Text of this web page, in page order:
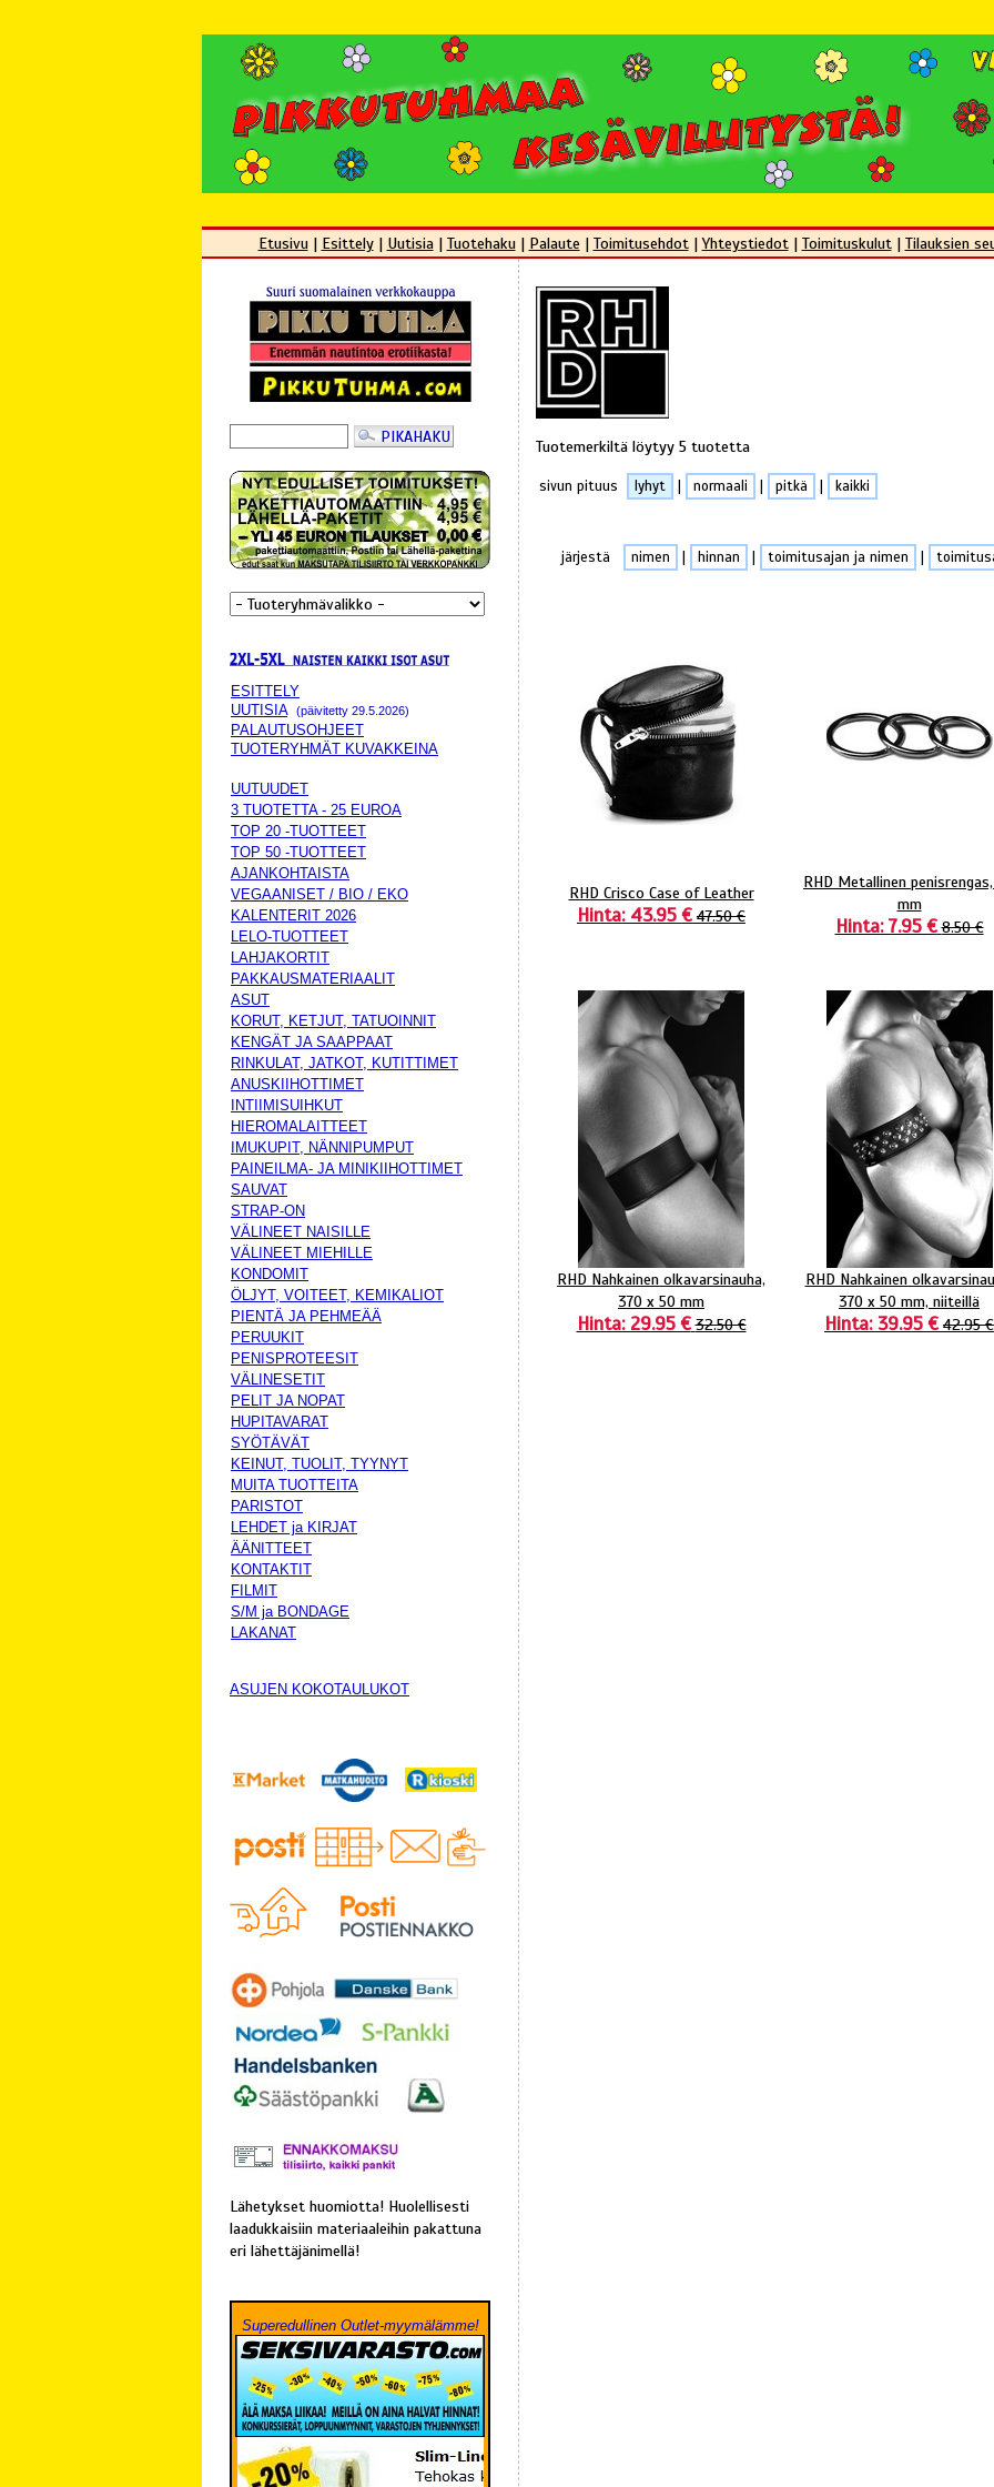
Etusivu| Esittely| Uutisia| Tuotehaku| Palaute | Toimitusehdot|Yhteystiedot| Toimituskulut| Tilauksien
ESITTELY
UUTISIA
(päivitetty 29.5.2026)
PALAUTUSOHJEET
TUOTERYHMÄT KUVAKKEINA
UUTUUDET
3 TUOTETTA - 25 EUROA
TOP 20 -TUOTTEET
TOP 50 -TUOTTEET
AJANKOHTAISTA
VEGAANISET / BIO / EKO
KALENTERIT 2026
LELO-TUOTTEET
LAHJAKORTIT
PAKKAUSMATERIAALIT
ASUT
KORUT, KETJUT, TATUOINNIT
KENGÄT JA SAAPPAAT
RINKULAT, JATKOT, KUTITTIMET
ANUSKIIHOTTIMET
INTIIMISUIHKUT
HIEROMALAITTEET
IMUKUPIT, NÄNNIPUMPUT
PAINEILMA- JA MINIKIIHOTTIMET
SAUVAT
STRAP-ON
VÄLINEET NAISILLE
VÄLINEET MIEHILLE
KONDOMIT
ÖLJYT, VOITEET, KEMIKALIOT
PIENTÄ JA PEHMEÄÄ
PERUUKIT
PENISPROTEESIT
VÄLINESETIT
PELIT JA NOPAT
HUPITAVARAT
SYÖTÄVÄT
KEINUT, TUOLIT, TYYNYT
MUITA TUOTTEITA
PARISTOT
LEHDET ja KIRJAT
ÄÄNITTEET
KONTAKTIT
FILMIT
S/M ja BONDAGE
LAKANAT
ASUJEN KOKOTAULUKOT
Lähetykset huomiotta! Huolellisesti
laadukkaisiin materiaaleihin pakattuna
eri lähettäjänimellä!
Superedullinen Outlet-myymälämme!
Tuotemerkiltä löytyy 5 tuotetta
sivun pituus lyhyt normaali pitkä kaikki
järjestä nimen hinnan toimitusajan ja nimen
RHD Crisco Case of Leather
Hinta: 43.95 € 47.50 €
RHD Metallinen
mm
Hinta: 7.95 € 8.50 €
RHD Nahkainen olkavarsinauha,
370 x 50 mm
Hinta: 29.95 € 32.50 €
RHD Nahkainen
370 x 50 mm, niiteillä
Hinta: 39.95 € 42.95 €